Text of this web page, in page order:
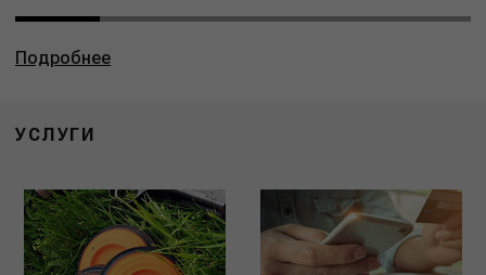
Подробнее
УСЛУГИ